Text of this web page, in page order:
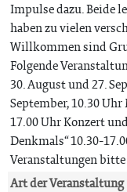
Impulse dazu. Beide
haben zu vielen
Willkommen sind
Folgende
30. August und 27.
September, 10.30
17.00 Uhr Konzert
Denkmals“ 10.30-
Veranstaltungen bitte
Art der Veranstaltung